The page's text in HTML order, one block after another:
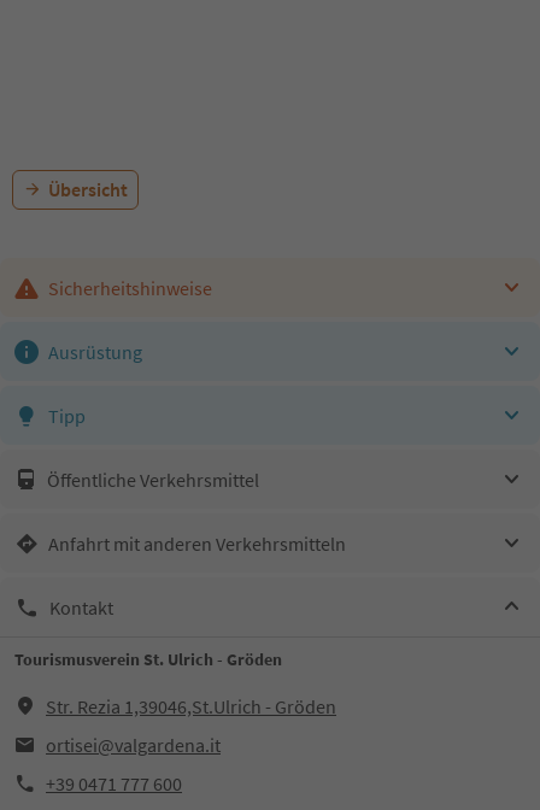
Übersicht
Sicherheitshinweise
Ausrüstung
Tipp
Öffentliche Verkehrsmittel
Anfahrt mit anderen Verkehrsmitteln
Kontakt
Tourismusverein St. Ulrich - Gröden
Str. Rezia 1,39046,St.Ulrich - Gröden
ortisei@valgardena.it
+39 0471 777 600